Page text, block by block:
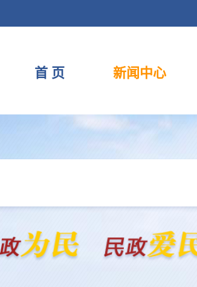
首 页 新闻中心